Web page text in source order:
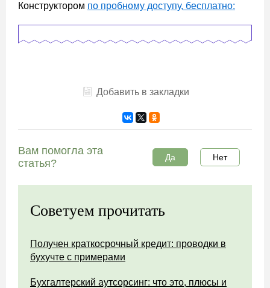
Конструктором по пробному доступу, бесплатно:
Добавить в закладки
Вам помогла эта
статья?
Да Нет
Советуем прочитать
Получен краткосрочный кредит: проводки в
бухучте с примерами
Бухгалтерский аутсорсинг: что это, плюсы и